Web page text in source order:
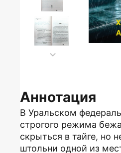
Аннотация
В Уральском
строгого режима
скрыться в тайге, но
штольни одной из